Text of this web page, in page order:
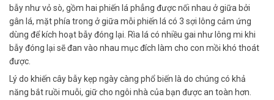
bẫy như vỏ sò, gồm hai phiến lá phẳng được nối nhau ở giữa bởi
gân lá, mặt phía trong ở giữa mỗi phiến lá có 3 sợi lông cảm ứng
dùng để kích hoạt bẫy đóng lại. Rìa lá có nhiều gai như lông mi khi
bẫy đóng lại sẽ đan vào nhau mục đích làm cho con mồi khó thoát
được.
Lý do khiến cây bẫy kẹp ngày càng phổ biến là do chúng có khả
năng bắt ruồi muỗi, giữ cho ngôi nhà của bạn được an toàn hơn.